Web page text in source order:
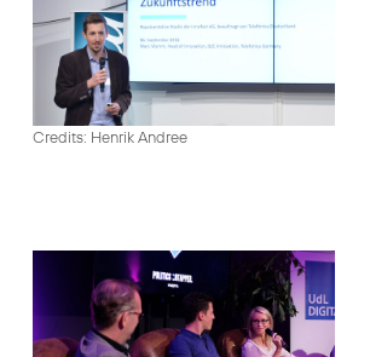
Credits: Henrik Andree